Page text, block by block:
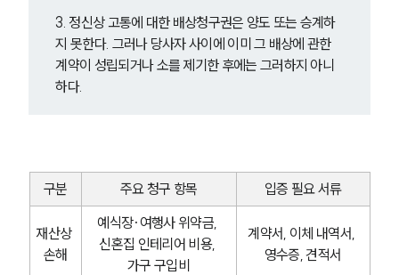
3. 정신상 고통에 대한 배상청구권은 양도 또는 승계하
지 못한다. 그러나 당사자 사이에 이미 그 배상에 관한
계약이 성립되거나 소를 제기한 후에는 그러하지 아니
하다.
구분 주요 청구 항목 입증 필요 서류
재산상
손해
예식장·여행사 위약금,
신혼집 인테리어 비용,
가구 구입비
계약서, 이체 내역서,
영수증, 견적서